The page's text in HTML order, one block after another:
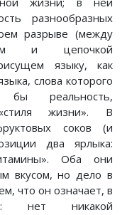
разнообразных
разрыве (между
и цепочкой
языку, как
слова которого
бы реальность,
жизни». В
соков (и
два ярлыка:
Оба они
вкусом, но дело в
что он означает, в
нет никакой